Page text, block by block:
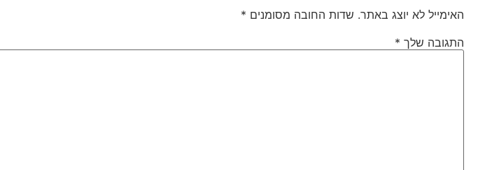
האימייל לא יוצג באתר. שדות החובה מסומנים *
התגובה שלך *